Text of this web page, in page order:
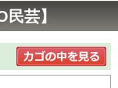
芸】